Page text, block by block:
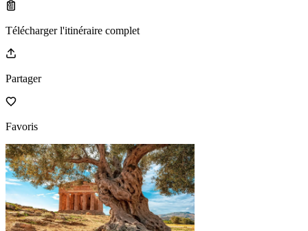
Télécharger l'itinéraire complet
Partager
Favoris